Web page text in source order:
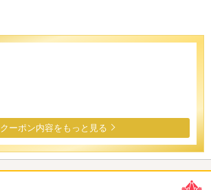
クーポン内容をもっと見る